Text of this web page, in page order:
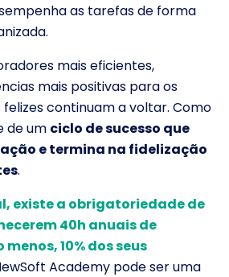
as tarefas de forma
mais eficientes,
mais positivas para os
continuam a voltar. Como
de um ciclo de sucesso que
e termina na fidelização
.
existe a obrigatoriedade de
40h anuais de
10% dos seus
Academy pode ser uma